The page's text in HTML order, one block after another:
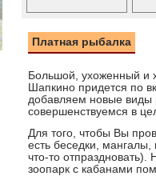
Платная рыбалка
Большой, ухоженный и
Шапкино придется по
добавляем новые виды
совершенствуемся в
Для того, чтобы Вы
есть беседки,
что-то
зоопарк с кабанами